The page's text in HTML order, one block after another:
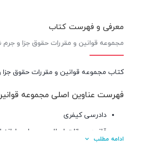
معرفی و فهرست کتاب
مجموعه قوانین و مقررات حقوق جزا و
کتاب مجموعه قوانین و مقررات حقوق جزا
فهرست عناوین اصلی مجموعه
دادرسی کیفری
قانون مجازات اسلامی و جرایم رایانه
ادامه مطلب